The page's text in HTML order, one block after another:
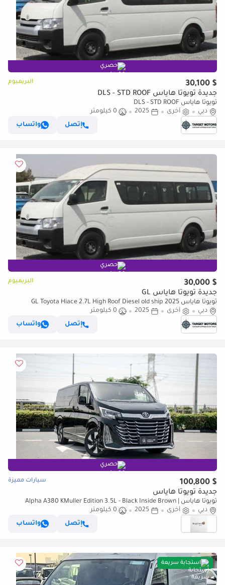
حصري
$ 30,100 البريميوم
جديدة تويوتا هاياس DLS - STD ROOF
تويوتا هاياس DLS - STD ROOF
دبي
أخرى 2025
0 كيلومتر
إتصل
واتساب
حصري
$ 30,000 البريميوم
جديدة تويوتا هاياس GL
تويوتا هاياس GL Toyota Hiace 2.7L High Roof Diesel old ship 2025
دبي
أخرى 2025
0 كيلومتر
إتصل
واتساب
حصري
$ 100,800 سيارات مميزة
جديدة تويوتا هاياس
تويوتا هاياس Alpha A380 KMuller Edition 3.5L - Black Inside Brown |
Export Only
دبي أخرى 2025
0 كيلومتر
إتصل
واتساب
استجابة سريعة